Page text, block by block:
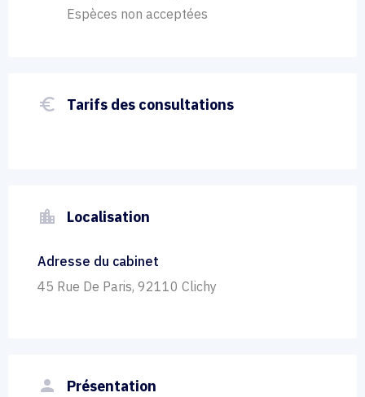
Espèces non acceptées
euro_symbol Tarifs des consultations
location_city Localisation
Adresse du cabinet
45 Rue De Paris, 92110 Clichy
person Présentation